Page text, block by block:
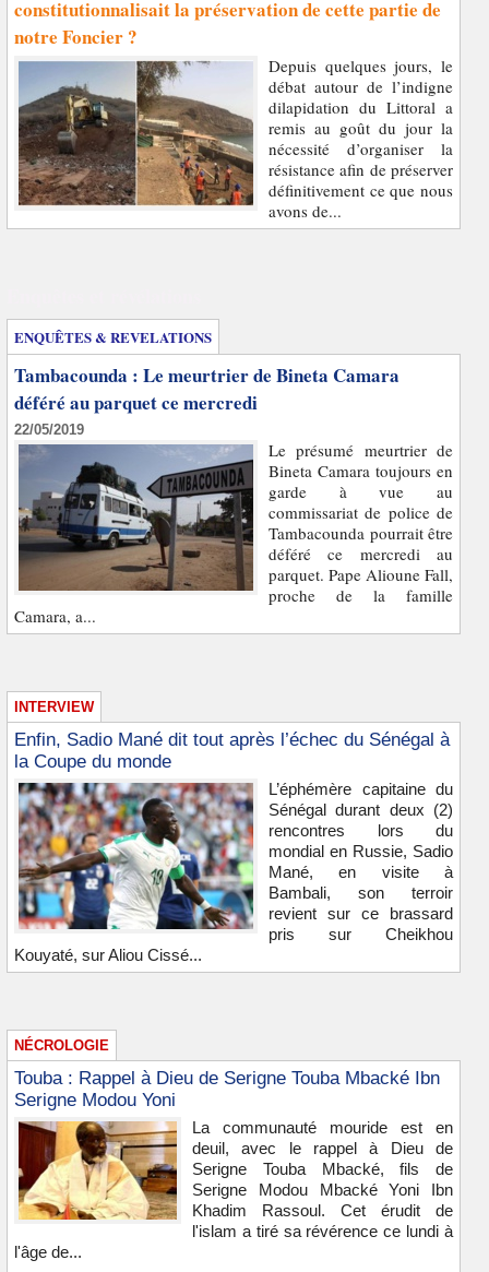
constitutionnalisait la préservation de cette partie de
notre Foncier ?
Depuis quelques jours, le
débat autour de l’indigne
dilapidation du Littoral a
remis au goût du jour la
nécessité d’organiser la
résistance afin de préserver
définitivement ce que nous
avons de...
ENQUÊTES & REVELATIONS
Tambacounda : Le meurtrier de Bineta Camara
déféré au parquet ce mercredi
22/05/2019
Le présumé meurtrier de
Bineta Camara toujours en
garde à vue au
commissariat de police de
Tambacounda pourrait être
déféré ce mercredi au
parquet. Pape Alioune Fall,
proche de la famille
Camara, a...
INTERVIEW
Enfin, Sadio Mané dit tout après l’échec du Sénégal à
la Coupe du monde
L’éphémère capitaine du
Sénégal durant deux (2)
rencontres lors du
mondial en Russie, Sadio
Mané, en visite à
Bambali, son terroir
revient sur ce brassard
pris sur Cheikhou
Kouyaté, sur Aliou Cissé...
NÉCROLOGIE
Touba : Rappel à Dieu de Serigne Touba Mbacké Ibn
Serigne Modou Yoni
La communauté mouride est en
deuil, avec le rappel à Dieu de
Serigne Touba Mbacké, fils de
Serigne Modou Mbacké Yoni Ibn
Khadim Rassoul. Cet érudit de
l'islam a tiré sa révérence ce lundi à
l'âge de...